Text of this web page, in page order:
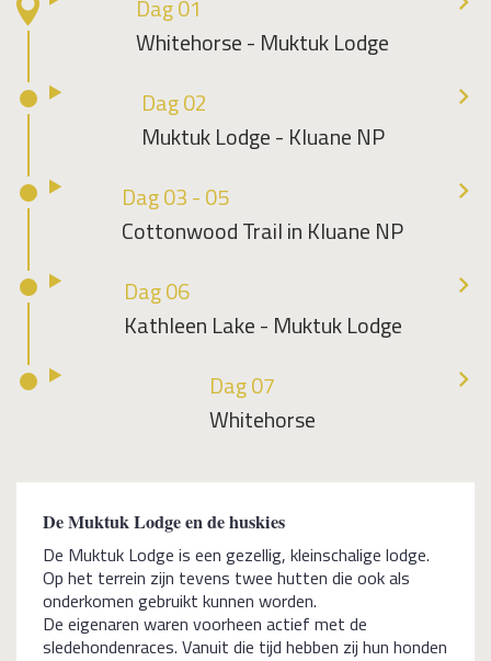
Dag 01
Whitehorse - Muktuk Lodge
Dag 02
Muktuk Lodge - Kluane NP
Dag 03 - 05
Cottonwood Trail in Kluane NP
Dag 06
Kathleen Lake - Muktuk Lodge
Dag 07
Whitehorse
De Muktuk Lodge en de huskies
De Muktuk Lodge is een gezellig, kleinschalige lodge.
Op het terrein zijn tevens twee hutten die ook als
onderkomen gebruikt kunnen worden.
De eigenaren waren voorheen actief met de
sledehondenraces. Vanuit die tijd hebben zij hun honden